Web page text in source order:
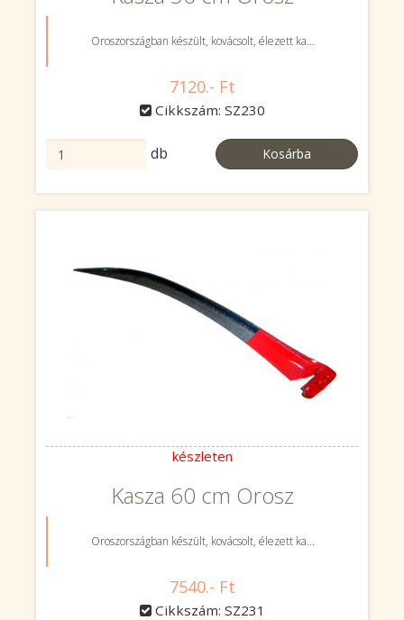
Oroszországban készült, kovácsolt, élezett ka...
7120.- Ft
Cikkszám: SZ230
db Kosárba
készleten
Kasza 60 cm Orosz
Oroszországban készült, kovácsolt, élezett ka...
7540.- Ft
Cikkszám: SZ231